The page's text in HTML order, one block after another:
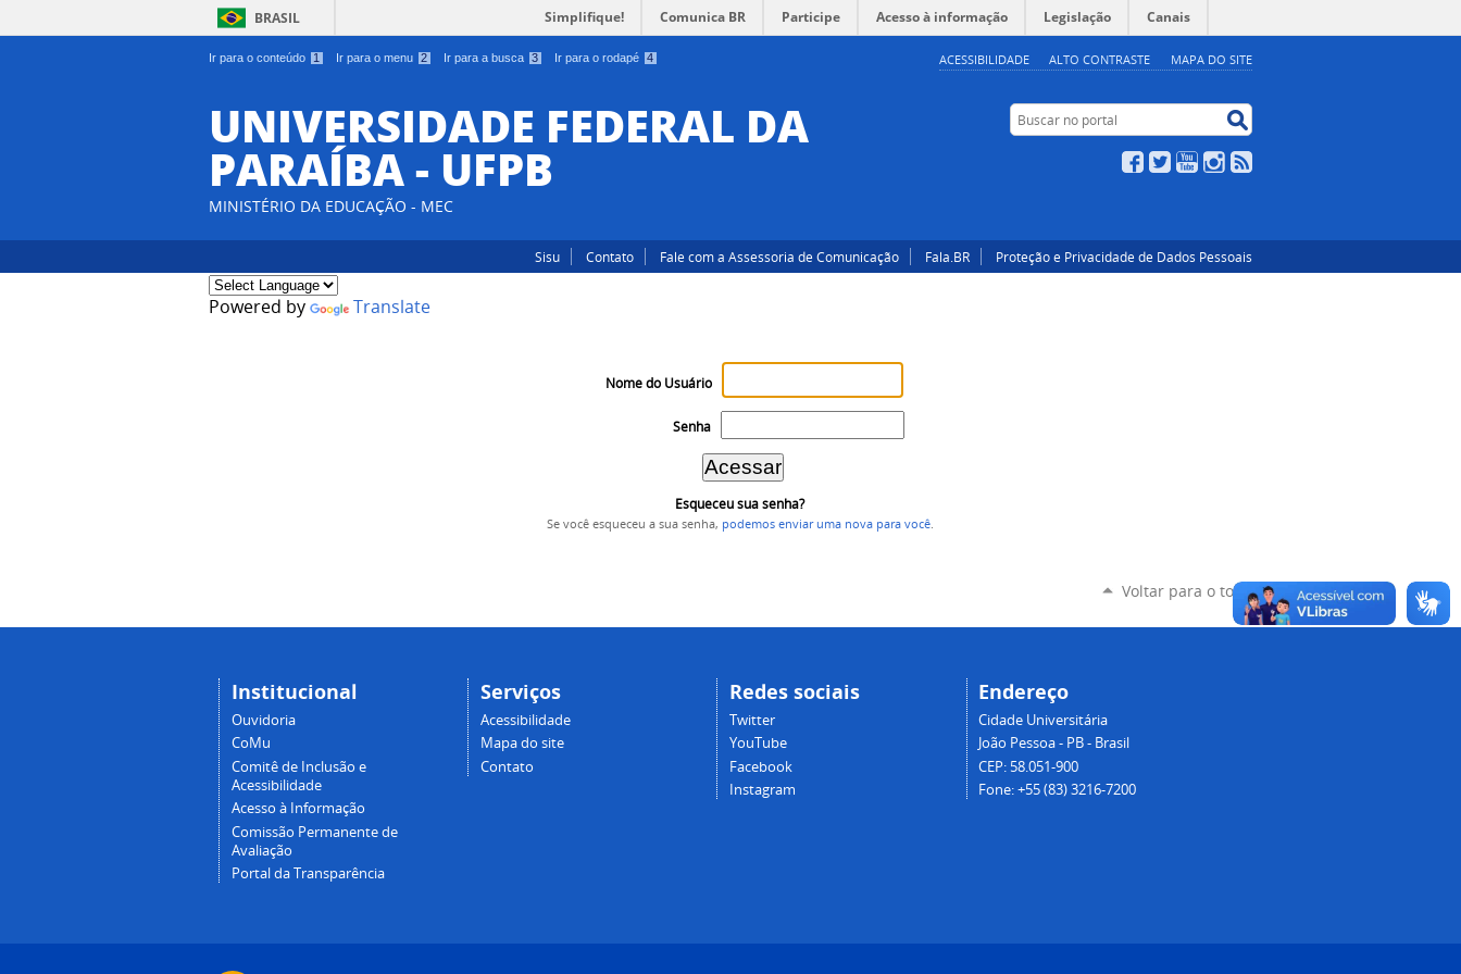
Ir para o conteúdo 1 Ir para o menu 2 Ir para a busca 3 Ir para o rodapé 4 ACESSIBILIDADE ALTO CONTRASTE MAPA DO SITE
BRASIL Simplifique! Comunica BR Participe Acesso à informação Legislação Canais
UNIVERSIDADE FEDERAL DA
PARAÍBA - UFPB
MINISTÉRIO DA EDUCAÇÃO - MEC
Buscar no portal
Facebook
TwitterYouTubeInstagram
Sisu Contato Fale com a Assessoria de Comunicação Fala.BR Proteção e Privacidade de Dados Pessoais
Powered by Translate
Nome do Usuário
Senha
Esqueceu sua senha?
Se você esqueceu a sua senha, podemos enviar uma nova para você.
Voltar para o topo
Institucional
Ouvidoria
CoMu
Comitê de Inclusão e
Acessibilidade
Acesso à Informação
Comissão Permanente de
Avaliação
Portal da Transparência
Serviços
Acessibilidade
Mapa do site
Contato
Redes sociais
Twitter
YouTube
Facebook
Instagram
Endereço
Cidade Universitária
João Pessoa - PB - Brasil
CEP: 58.051-900
Fone: +55 (83) 3216-7200